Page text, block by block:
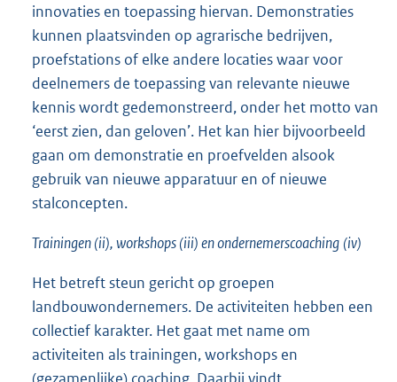
innovaties en toepassing hiervan. Demonstraties
kunnen plaatsvinden op agrarische bedrijven,
proefstations of elke andere locaties waar voor
deelnemers de toepassing van relevante nieuwe
kennis wordt gedemonstreerd, onder het motto van
‘eerst zien, dan geloven’. Het kan hier bijvoorbeeld
gaan om demonstratie en proefvelden alsook
gebruik van nieuwe apparatuur en of nieuwe
stalconcepten.
Trainingen (ii), workshops (iii) enondernemerscoaching (iv)
Het betreft steun gericht op groepen
landbouwondernemers. De activiteiten hebben een
collectief karakter. Het gaat met name om
activiteiten als trainingen, workshops en